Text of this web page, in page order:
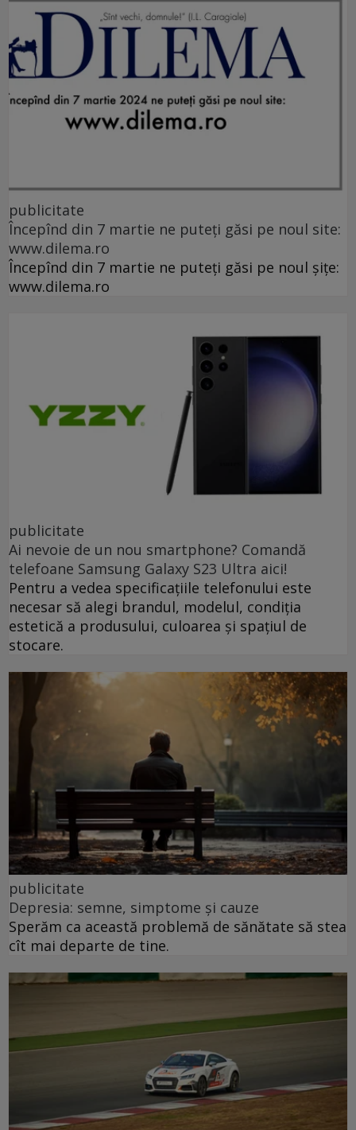
publicitate
Începînd din 7 martie ne puteți găsi pe noul site:
www.dilema.ro
Începînd din 7 martie ne puteți găsi pe noul șițe:
www.dilema.ro
publicitate
Ai nevoie de un nou smartphone? Comandă
telefoane Samsung Galaxy S23 Ultra aici!
Pentru a vedea specificațiile telefonului este
necesar să alegi brandul, modelul, condiția
estetică a produsului, culoarea și spațiul de
stocare.
publicitate
Depresia: semne, simptome și cauze
Sperăm ca această problemă de sănătate să stea
cît mai departe de tine.